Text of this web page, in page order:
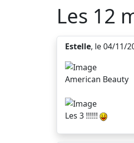
Les 12
Estelle, le 04/11/
American Beauty
Les 3 !!!!!!